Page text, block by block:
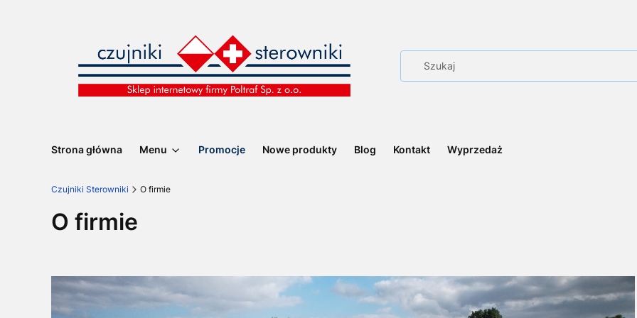
Strona główna Menu Promocje Nowe produkty Blog Kontakt Wyprzedaż
Czujniki Sterowniki O firmie
O firmie